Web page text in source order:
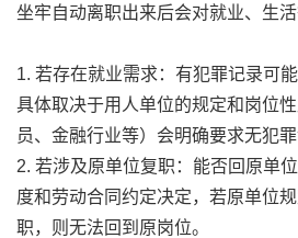
坐牢自动离职出来后会对就业、生活
1. 若存在就业需求：有犯罪记录可
具体取决于用人单位的规定和岗位
员、金融行业等）会明确要求无犯罪
2. 若涉及原单位复职：能否回原单
度和劳动合同约定决定，若原单位
职，则无法回到原岗位。